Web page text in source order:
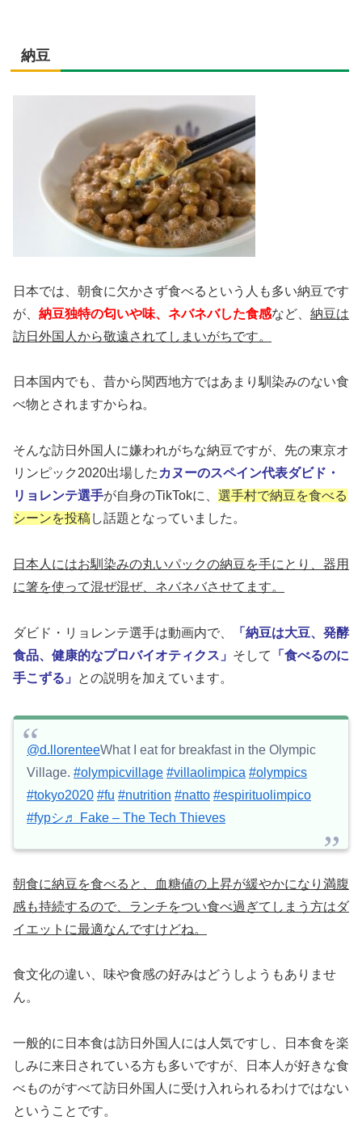
納豆
日本では、朝食に欠かさず食べるという人も多い納豆です
が、 納豆独特の匂いや味、ネバネバした食感など、 納豆は
訪日外国人から敬遠されてしまいがちです。
日本国内でも、昔から関西地方ではあまり馴染みのない食
べ物とされますからね。
そんな訪日外国人に嫌われがちな納豆ですが、先の東京オ
リンピック2020出場した カヌーのスペイン代表ダビド・
リョレンテ選手が自身のTikTokに、 選手村で納豆を食べる
シーンを投稿し話題となっていました。
日本人にはお馴染みの丸いパックの納豆を手にとり、器用
に箸を使って混ぜ混ぜ、ネバネバさせてます。
ダビド・リョレンテ選手は動画内で、
「納豆は大豆、発酵
食品、健康的なプロバイオティクス」 そして
「食べるのに
手こずる」
との説明を加えています。
@d.llorenteeWhat I eat for breakfast in the Olympic
Village. #olympicvillage #villaolimpica #olympics
#tokyo2020 #fu #nutrition #natto #espirituolimpico
#fypシ♬ Fake – The Tech Thieves
朝食に納豆を食べると、血糖値の上昇が緩やかになり満腹
感も持続するので、ランチをつい食べ過ぎてしまう方はダ
イエットに最適なんですけどね。
食文化の違い、味や食感の好みはどうしようもありませ
ん。
一般的に日本食は訪日外国人には人気ですし、日本食を楽
しみに来日されている方も多いですが、日本人が好きな食
べものがすべて訪日外国人に受け入れられるわけではない
ということです。